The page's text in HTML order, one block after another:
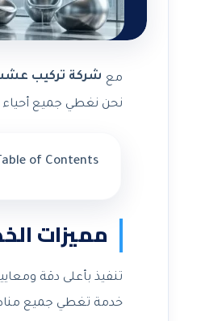
مع شركة تركيب
نحن نغطي جميع أحياء
of Contents
مميزات
تنفيذ بأعلى دقة
خدمة تغطي جميع